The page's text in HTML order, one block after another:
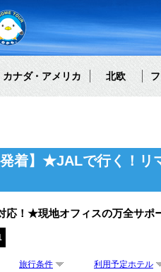
カナダ・アメリカ 北欧
発着】★JALで行く！
！★現地オフィスの万全サポ
旅行条件 利用予定ホテル